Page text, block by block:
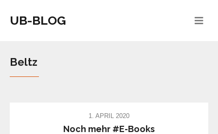
UB-BLOG
Beltz
1. APRIL 2020
Noch mehr #E-Books